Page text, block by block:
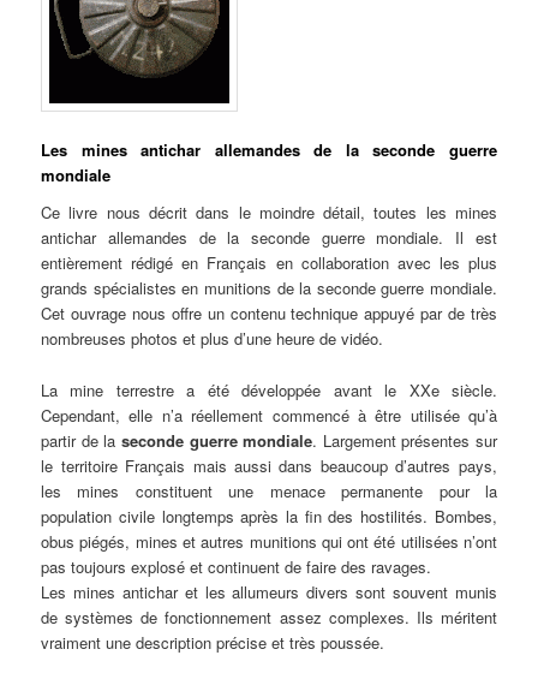
Les mines antichar allemandes de la seconde guerre
mondiale
Ce livre nous décrit dans le moindre détail, toutes les mines
antichar allemandes de la seconde guerre mondiale. Il est
entièrement rédigé en Français en collaboration avec les plus
grands spécialistes en munitions de la seconde guerre mondiale.
Cet ouvrage nous offre un contenu technique appuyé par de très
nombreuses photos et plus d’une heure de vidéo.
La mine terrestre a été développée avant le XXe siècle.
Cependant, elle n’a réellement commencé à être utilisée qu’à
partir de la seconde guerre mondiale. Largement présentes sur
le territoire Français mais aussi dans beaucoup d’autres pays,
les mines constituent une menace permanente pour la
population civile longtemps après la fin des hostilités. Bombes,
obus piégés, mines et autres munitions qui ont été utilisées n’ont
pas toujours explosé et continuent de faire des ravages.
Les mines antichar et les allumeurs divers sont souvent munis
de systèmes de fonctionnement assez complexes. Ils méritent
vraiment une description précise et très poussée.